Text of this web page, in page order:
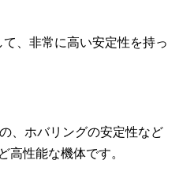
、非常に高い安定性を持っ
、ホバリングの安定性など
高性能な機体です。